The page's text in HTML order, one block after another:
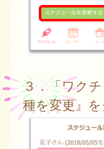
３．「ワク
種を変更』